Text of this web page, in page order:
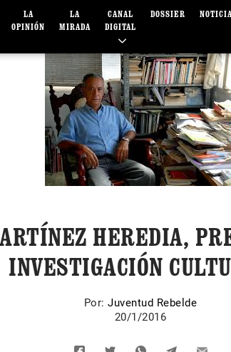
LA
OPINIÓN
LA
MIRADA
CANAL
DIGITAL
DOSSIER
HEREDIA,
INVESTIGACIÓN
Por:Juventud Rebelde
20/1/2016